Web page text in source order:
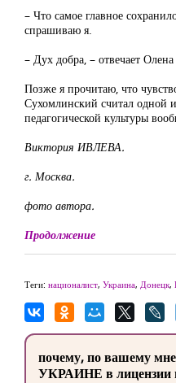
– Что самое главное
спрашиваю я.
– Дух добра, – отвечает
Позже я прочитаю, что
Сухомлинский считал одной
педагогической культуры
Виктория ИВЛЕВА.
г. Москва.
фото автора.
Продолжение
Теги: националист, Украина, Донецк,
почему, по вашему
УКРАИНЕ в лицензии